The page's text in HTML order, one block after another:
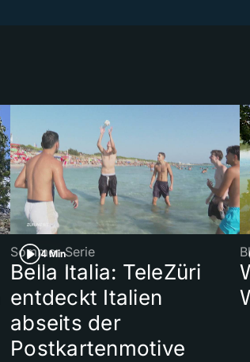
4 Min
Sommer-Serie
Bella Italia: TeleZüri
entdeckt Italien
abseits der
Postkartenmotive